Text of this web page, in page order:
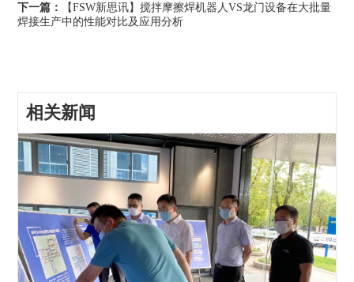
下一篇：
【FSW新思讯】搅拌摩擦焊机器人VS龙门设备在大批量
焊接生产中的性能对比及应用分析
相关新闻